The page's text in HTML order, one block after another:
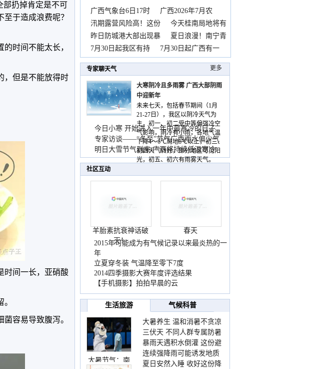
部扔掉肯定是不可
于造成浪费呢？
时间不能太长，
，但是不能放得时
时间一长，亚硝酸
容易导致腹泻。
秀山
邂逅
广西气象台6日17时
广西2026年7月农
汛期露营风险高！这份
今天桂南局地将有
暴雨
昨日防城港大部出现暴
夏日浪漫！南宁青
秀山
7月30日起我区有持 7月30日起广西有一
专家聊天气 更多
大寒阴冷且多雨雾 广西大部阴雨
中迎新年
未来七天，包括春节期间（1月
21-27日），我区以阴冷天气为
主，初一、初二受中等偏强冷空
气影响，阴冷有小雨，各地气温
下降4～6℃局地8℃以上，初三、
初四天气转好，部分地区可见阳
光，初五、初六有雨雾天气。
今日小寒 开始进入一年中最寒冷的日子
专家访谈——“冬至”节气广西雨水偏少气
温低
明日大雪节气到来 广西将持续低温寒冷
天气
社区互动
羊胎素抗衰神话破
灭！
春天
2015年可能成为有气候记录以来最炎热的一
年
立夏穿冬装 气温降至零下7度
2014四季摄影大赛年度评选结果
【手机摄影】拍拍早晨的云
生活旅游 气候科普
大暑节气：南
大暑养生 温和消暑不贪凉
三伏天 不同人群专属防暑
要点请收好
暴雨天遇积水倒灌 这份避
险提示请收好
连续强降雨可能诱发地质
灾害 这些前兆要知道
夏日安然入睡 收好这份降